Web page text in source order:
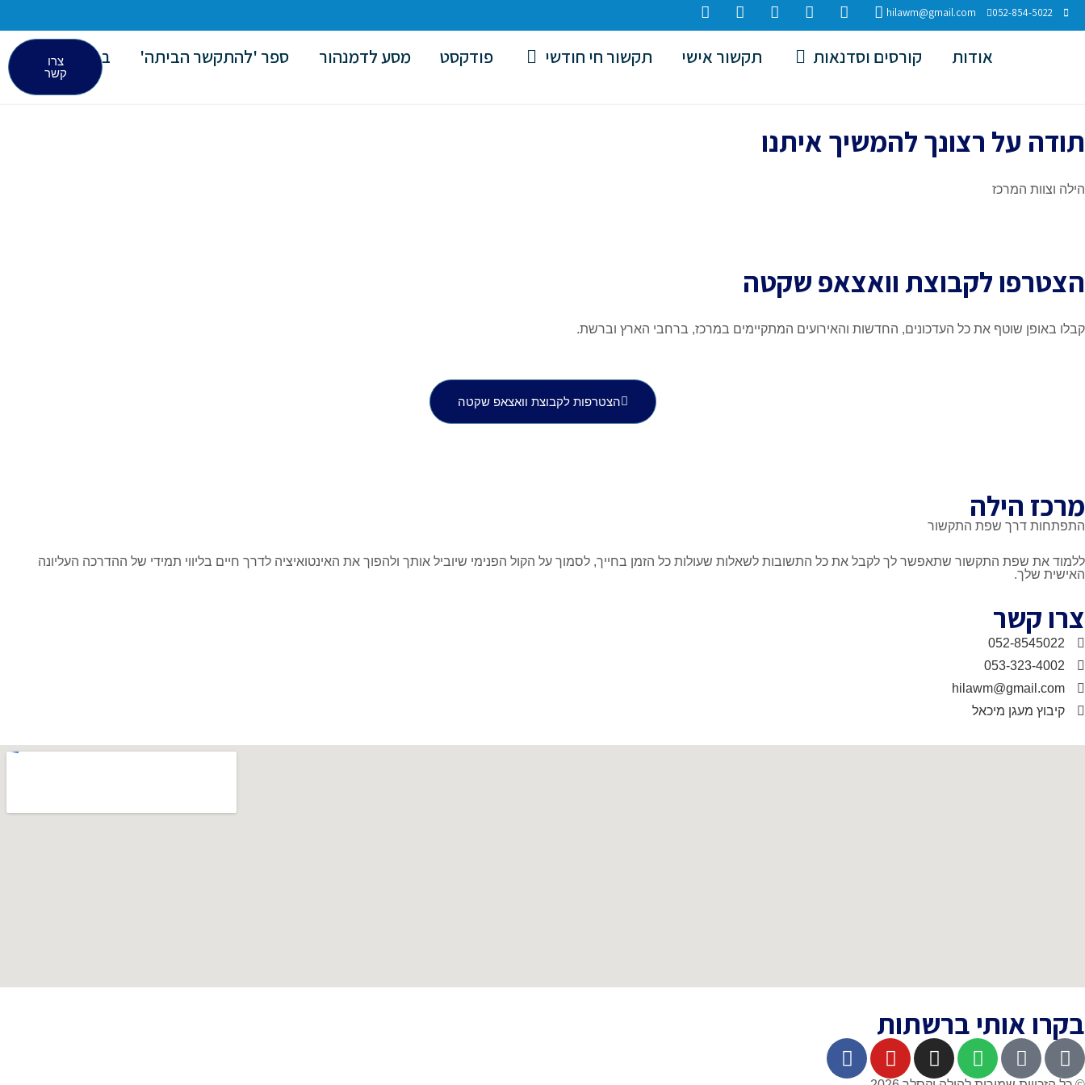
052-854-5022
hilawm@gmail.com
אודות קורסים וסדנאות תקשור אישי תקשור חי חודשי פודקסט מסע לדמנהור ספר 'להתקשר הביתה' בלוג
צרו
קשר
תודה על רצונך להמשיך איתנו
הילה וצוות המרכז
הצטרפו לקבוצת וואצאפ שקטה
קבלו באופן שוטף את כל העדכונים, החדשות והאירועים המתקיימים במרכז, ברחבי הארץ וברשת.
הצטרפות לקבוצת וואצאפ שקטה
מרכז הילה
התפתחות דרך שפת התקשור
ללמוד את שפת התקשור שתאפשר לך לקבל את כל התשובות לשאלות שעולות כל הזמן בחייך, לסמוך על הקול הפנימי שיוביל אותך ולהפוך את האינטואיציה לדרך חיים בליווי תמידי של ההדרכה העליונה
האישית שלך.
צרו קשר
052-8545022
053-323-4002
hilawm@gmail.com
קיבוץ מעגן מיכאל
בקרו אותי ברשתות